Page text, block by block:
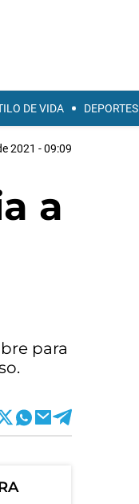
DE VIDA DEPORTES
2021 - 09:09
a
para